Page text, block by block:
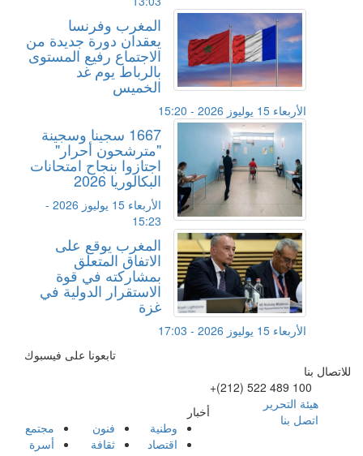
المغرب وفرنسا
يعقدان دورة جديدة من
الاجتماع رفيع المستوى
بالرباط يوم غد
الخميس
الأربعاء 15 يوليوز 2026 - 15:20
1667 سجينا وسجينة
"مترشحون أحرار"
اجتازوا بنجاح امتحانات
البكالوريا 2026
الأربعاء 15 يوليوز 2026 -
15:23
المغرب يوقع على
الاتفاق المتعلق
بمشاركته في قوة
الاستقرار الدولية في
غزة
الأربعاء 15 يوليوز 2026 - 17:03
تابعونا على فيسبوك
للاتصال بنا
+(212) 522 489 100
هيئة التحرير
اتصل بنا
أخبار
وطنية
اقتصاد
فنون
ثقافة
مجتمع
أسرة